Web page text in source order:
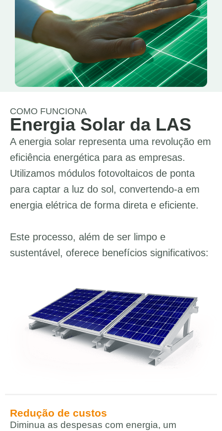
COMO FUNCIONA
Energia Solar da LAS
A energia solar representa uma revolução em
eficiência energética para as empresas.
Utilizamos módulos fotovoltaicos de ponta
para captar a luz do sol, convertendo-a em
energia elétrica de forma direta e eficiente.
Este processo, além de ser limpo e
sustentável, oferece benefícios significativos:
Redução de custos
Diminua as despesas com energia, um